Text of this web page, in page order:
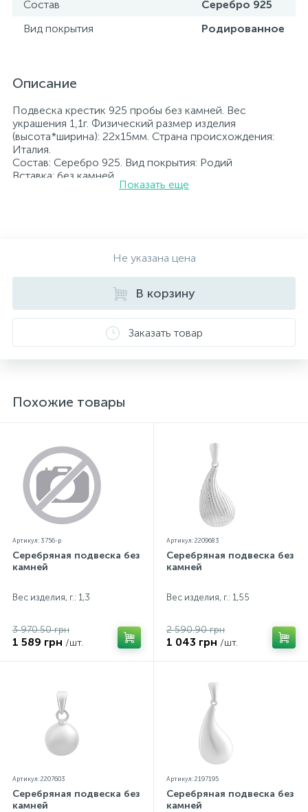
Состав
Серебро 925
Вид покрытия
Родированное
Описание
Подвеска крестик 925 пробы без камней. Вес
украшения 1,1г. Физический размер изделия
(высота*ширина): 22х15мм. Страна происхождения:
Италия.
Состав: Серебро 925. Вид покрытия: Родий
Вставка: без камней.
Родированные украшения дольше сохраняют свое
Украины, на всех изделиях стоит соответствующая
проба. К каждому ювелирному украшению
прилагаются бирка с указанием всех
параметров.*Цвета изделий на сайте могут
незначительно отличаться от реальных из-за
особенностей цветопередачи экрана
Показать еще
Не указана цена
В корзину
Заказать товар
Похожие товары
Артикул: 3756-р
Серебряная подвеска без
камней
Вес изделия, г.: 1,3
3 970.50 грн
1 589 грн /шт.
Артикул: 2209683
Серебряная подвеска без
камней
Вес изделия, г.: 1,55
2 590.90 грн
1 043 грн /шт.
Артикул: 2207603
Серебряная подвеска без
камней
Артикул: 2197195
Серебряная подвеска без
камней